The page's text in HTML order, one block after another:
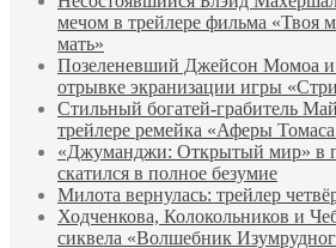
мечом в трейлере фильма «Твоя
мать»
Позеленевший Джейсон Момоа и
отрывке экранизации игры
Стильный богатей-грабитель
трейлере ремейка «Аферы
«Джуманджи: Открытый мир» в
скатился в полное безумие
Милота вернулась: трейлер
Ходченкова, Колокольников и
сиквела «Волшебник